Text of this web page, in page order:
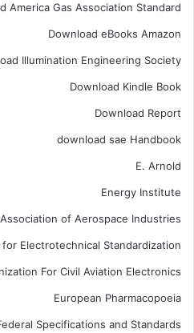
America Gas Association Standard
Download eBooks Amazon
Illumination Engineering Society
Download Kindle Book
Download Report
download sae Handbook
E. Arnold
Energy Institute
of Aerospace Industries
Electrotechnical Standardization
For Civil Aviation Electronics
European Pharmacopoeia
Specifications and Standards